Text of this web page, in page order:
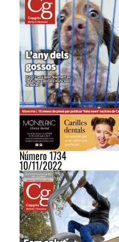
Número 1734
10/11/2022